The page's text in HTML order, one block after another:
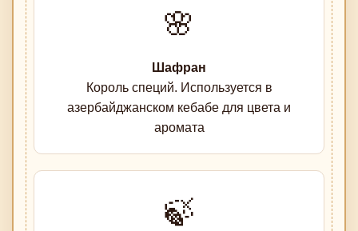
🌸
Шафран
Король специй. Используется в
азербайджанском кебабе для цвета и
аромата
🍃